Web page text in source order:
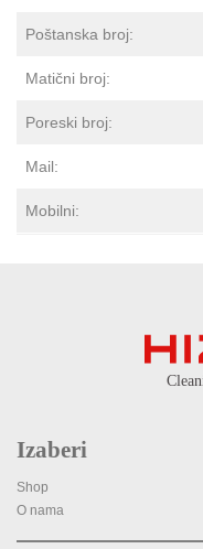
Poštanska broj:
Matični broj:
Poreski broj:
Mail:
Mobilni:
Izaberi
Shop
O nama